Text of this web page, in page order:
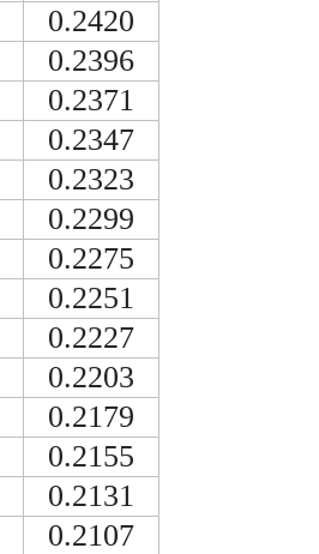
0.2420
0.2396
0.2371
0.2347
0.2323
0.2299
0.2275
0.2251
0.2227
0.2203
0.2179
0.2155
0.2131
0.2107